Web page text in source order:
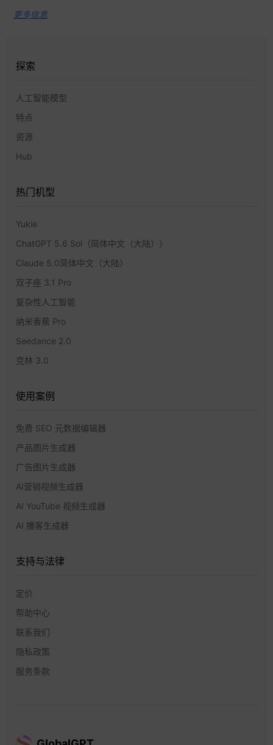
更多信息
探索
人工智能模型
特点
资源
Hub
热门机型
Yukie
ChatGPT 5.6 Sol（简体中文（大陆））
Claude 5.0简体中文（大陆）
双子座 3.1 Pro
复杂性人工智能
纳米香蕉 Pro
Seedance 2.0
克林 3.0
使用案例
免费 SEO 元数据编辑器
产品图片生成器
广告图片生成器
AI营销视频生成器
AI YouTube 视频生成器
AI 播客生成器
支持与法律
定价
帮助中心
联系我们
隐私政策
服务条款